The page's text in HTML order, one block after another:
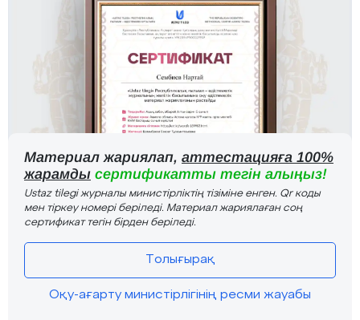
Материал жариялап, аттестацияға 100%
жарамды сертификатты тегін алыңыз!
Ustaz tilegi журналы министірліктің тізіміне енген. Qr коды
мен тіркеу номері беріледі. Материал жариялаған соң
сертификат тегін бірден беріледі.
Толығырақ
Оқу-ағарту министірлігінің ресми жауабы